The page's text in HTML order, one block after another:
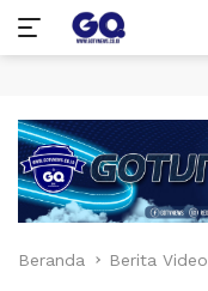
konten
Beranda Berita Video